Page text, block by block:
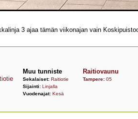
3 ajaa tämän viikonajan vain
Muu tunniste
Sekalaiset: Raitiotie
Sijainti: Linjalla
Vuodenajat: Kesä
Raitiovaunu
Tampere: 05